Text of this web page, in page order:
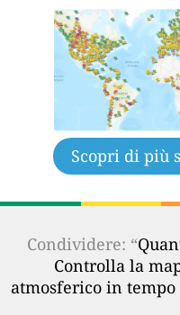
Scopri di più
Condividere: “
Controlla la
atmosferico in